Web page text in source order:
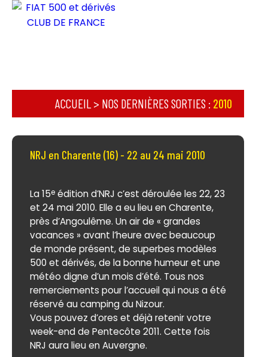
ACCUEIL > NOS DERNIÈRES SORTIES : 2010
NRJ en Charente (16) - 22 au 24 mai 2010
La 15e édition d’NRJ c’est déroulée les 22, 23
et 24 mai 2010. Elle a eu lieu en Charente,
près d’Angoulême. Un air de « grandes
vacances » avant l’heure avec beaucoup
de monde présent, de superbes modèles
500 et dérivés, de la bonne humeur et une
météo digne d’un mois d’été. Tous nos
remerciements pour l’accueil qui nous a été
réservé au camping du Nizour.
Vous pouvez d’ores et déjà retenir votre
week-end de Pentecôte 2011. Cette fois
NRJ aura lieu en Auvergne.